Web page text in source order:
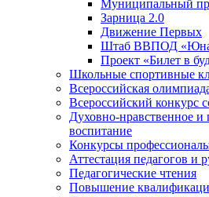
Муниципальный
Зарница 2.0
Движение Первых
Штаб ВВПОД
Проект «Билет в
Школьные спортивные
Всероссийская
Всероссийский конкурс
Духовно-нравственное и
воспитание
Конкурсы
Аттестация педагогов и
Педагогические чтения
Повышение